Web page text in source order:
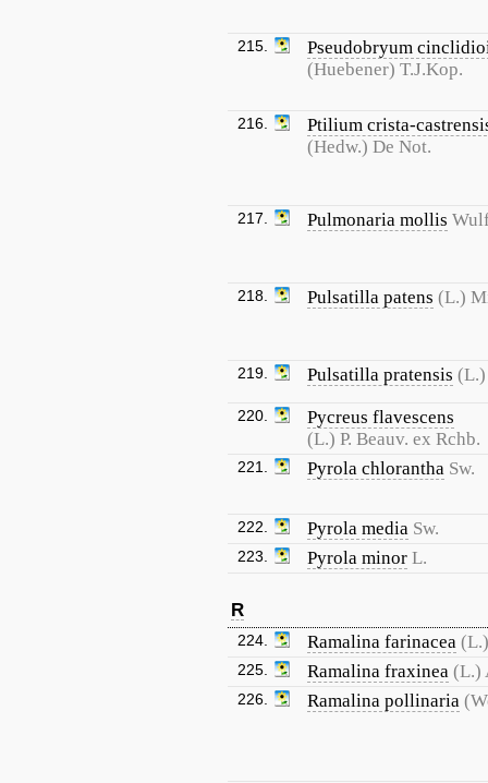
215.
Pseudobryum
(Huebener) T.J.Kop.
216.
Ptilium crista-
(Hedw.) De Not.
217. Pulmonaria mollis
218. Pulsatilla patens (L.)
219. Pulsatilla pratensis
220.
Pycreus flavescens
(L.) P. Beauv. ex Rchb.
221. Pyrola chlorantha Sw.
222. Pyrola media Sw.
223. Pyrola minor L.
R
224. Ramalina farinacea
225. Ramalina fraxinea (L.)
226. Ramalina pollinaria